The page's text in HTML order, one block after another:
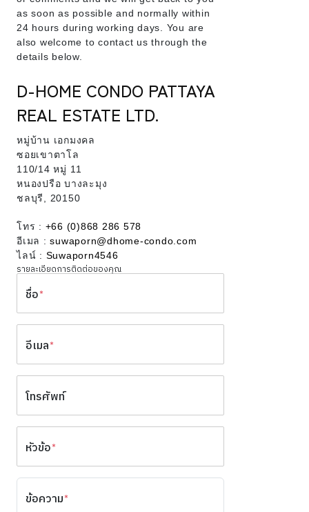
as soon as possible and normally within
24 hours during working days. You are
also welcome to contact us through the
details below.
D-HOME CONDO PATTAYA
REAL ESTATE LTD.
หมู่บ้าน เอกมงคล
ซอยเขาตาโล
110/14 หมู่ 11
หนองปรือ บางละมุง
ชลบุรี, 20150
โทร : +66 (0)868 286 578
อีเมล :suwaporn@dhome-condo.com
ไลน์ : Suwaporn4546
รายละเอียดการติดต่อของคุณ
ชื่อ*
อีเมล*
โทรศัพท์
หัวข้อ*
ข้อความ*